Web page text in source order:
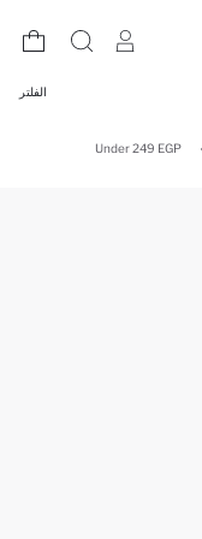
الفلتر
Under 249 EGP